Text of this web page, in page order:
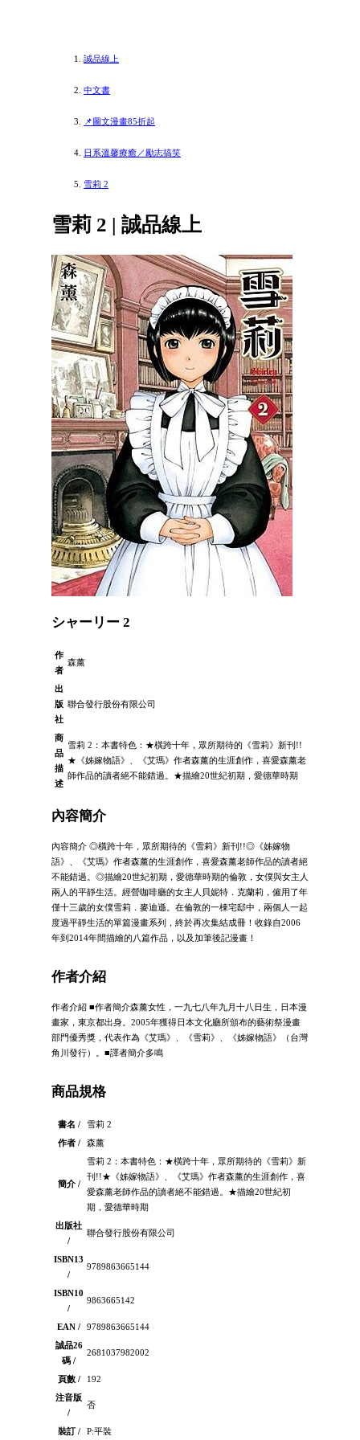
誠品線上
中文書
📌圖文漫畫85折起
日系溫馨療癒／勵志搞笑
雪莉 2
雪莉 2 | 誠品線上
シャーリー 2
作
者
森薰
出
版
社
聯合發行股份有限公司
商
品
描
述
雪莉 2：本書特色：★橫跨十年，眾所期待的《雪莉》新刊!!
★《姊嫁物語》、《艾瑪》作者森薰的生涯創作，喜愛森薰老
師作品的讀者絕不能錯過。★描繪20世紀初期，愛德華時期
內容簡介
內容簡介 ◎橫跨十年，眾所期待的《雪莉》新刊!!◎《姊嫁物
語》、《艾瑪》作者森薰的生涯創作，喜愛森薰老師作品的讀者絕
不能錯過。◎描繪20世紀初期，愛德華時期的倫敦，女僕與女主人
兩人的平靜生活。經營咖啡廳的女主人貝妮特．克蘭莉，僱用了年
僅十三歲的女僕雪莉．麥迪遜。在倫敦的一棟宅邸中，兩個人一起
度過平靜生活的單篇漫畫系列，終於再次集結成冊！收錄自2006
年到2014年間描繪的八篇作品，以及加筆後記漫畫！
作者介紹
作者介紹 ■作者簡介森薰女性，一九七八年九月十八日生，日本漫
畫家，東京都出身。2005年獲得日本文化廳所頒布的藝術祭漫畫
部門優秀獎，代表作為《艾瑪》、《雪莉》、《姊嫁物語》（台灣
角川發行）。■譯者簡介多鳴
商品規格
書名 /
雪莉 2
作者 /
森薰
簡介 /
雪莉 2：本書特色：★橫跨十年，眾所期待的《雪莉》新
刊!!★《姊嫁物語》、《艾瑪》作者森薰的生涯創作，喜
愛森薰老師作品的讀者絕不能錯過。★描繪20世紀初
期，愛德華時期
出版社
/
聯合發行股份有限公司
ISBN13
/
9789863665144
ISBN10
/
9863665142
EAN /
9789863665144
誠品26
碼 /
2681037982002
頁數 /
192
注音版
/
否
裝訂 / P:平裝